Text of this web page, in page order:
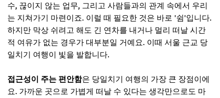
시원한 계곡 옆에서 즐기는 휴식: 여름날의 작은 피서
아름다운 풍경의 수목원 탐방: 계절을 만끽하는 즐거움
📌 지금 뜨는 꿀정보! 놓치지 마세요
추가할인 코드 WRVE6
감성 충전: 문화 & 예술 테마 명소
독특한 갤러리와 공방 체험: 나만의 예술적 감각 깨우기
수, 끊이지 않는 업무, 그리고 사람들과의 관계 속에서 우리
는 지쳐가기 마련이죠. 이럴 때 필요한 것은 바로 '쉼'입니다.
하지만 막상 쉬려고 해도 긴 연차를 내거나 멀리 떠날 시간
적 여유가 없는 경우가 대부분일 거예요. 이때 서울 근교 당
일치기 여행이 빛을 발합니다.
접근성이 주는 편안함은 당일치기 여행의 가장 큰 장점이에
요. 가까운 곳으로 가볍게 떠날 수 있다는 생각만으로도 마